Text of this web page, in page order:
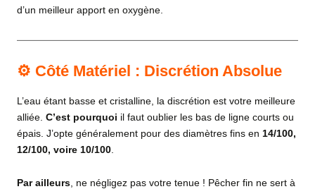
d’un meilleur apport en oxygène.
⚙️ Côté Matériel : Discrétion Absolue
L’eau étant basse et cristalline, la discrétion est votre meilleure
alliée. C’est pourquoi il faut oublier les bas de ligne courts ou
épais. J’opte généralement pour des diamètres fins en 14/100,
12/100, voire 10/100
Par ailleurs , ne négligez pas votre tenue ! Pêcher fin ne sert à